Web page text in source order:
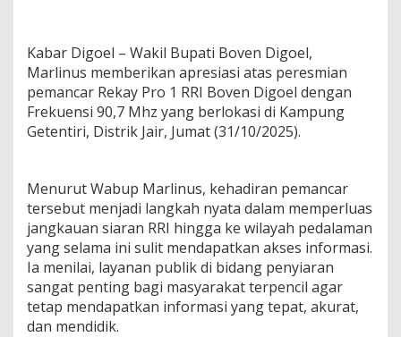
Kabar Digoel – Wakil Bupati Boven Digoel,
Marlinus memberikan apresiasi atas peresmian
pemancar Rekay Pro 1 RRI Boven Digoel dengan
Frekuensi 90,7 Mhz yang berlokasi di Kampung
Getentiri, Distrik Jair, Jumat (31/10/2025).
Menurut Wabup Marlinus, kehadiran pemancar
tersebut menjadi langkah nyata dalam memperluas
jangkauan siaran RRI hingga ke wilayah pedalaman
yang selama ini sulit mendapatkan akses informasi.
Ia menilai, layanan publik di bidang penyiaran
sangat penting bagi masyarakat terpencil agar
tetap mendapatkan informasi yang tepat, akurat,
dan mendidik.